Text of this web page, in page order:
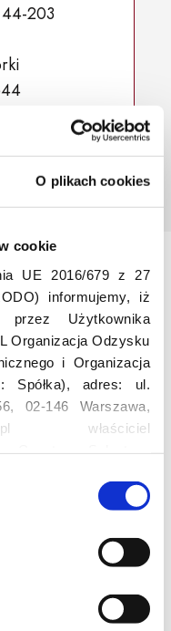
O plikach cookies
cookie
UE 2016/679 z 27
informujemy, iż
przez Użytkownika
Organizacja Odzysku
i Organizacja
Spółka), adres: ul.
02-146 Warszawa,
właściciel
następujące dane
adres e-mail,
Użytkownika,
dane przetwarzane
identyfikator
z serwisu, dane
203